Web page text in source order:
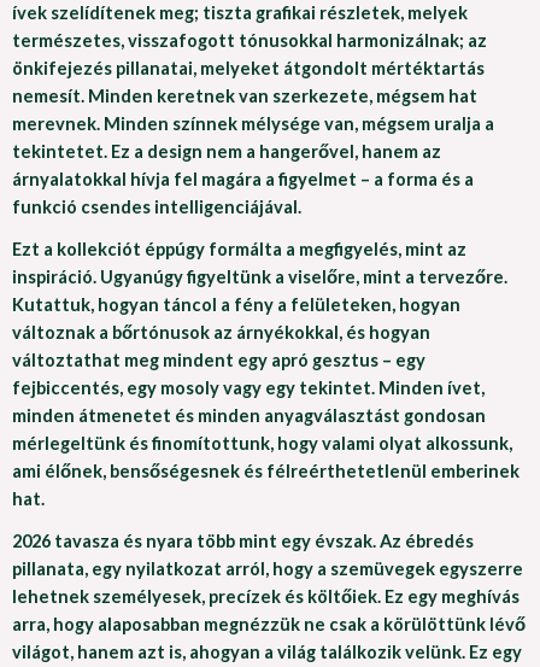
ívek szelídítenek meg; tiszta grafikai részletek, melyek
természetes, visszafogott tónusokkal harmonizálnak; az
önkifejezés pillanatai, melyeket átgondolt mértéktartás
nemesít. Minden keretnek van szerkezete, mégsem hat
merevnek. Minden színnek mélysége van, mégsem uralja a
tekintetet. Ez a design nem a hangerővel, hanem az
árnyalatokkal hívja fel magára a figyelmet – a forma és a
funkció csendes intelligenciájával.
Ezt a kollekciót éppúgy formálta a megfigyelés, mint az
inspiráció. Ugyanúgy figyeltünk a viselőre, mint a tervezőre.
Kutattuk, hogyan táncol a fény a felületeken, hogyan
változnak a bőrtónusok az árnyékokkal, és hogyan
változtathat meg mindent egy apró gesztus – egy
fejbiccentés, egy mosoly vagy egy tekintet. Minden ívet,
minden átmenetet és minden anyagválasztást gondosan
mérlegeltünk és finomítottunk, hogy valami olyat alkossunk,
ami élőnek, bensőségesnek és félreérthetetlenül emberinek
hat.
2026 tavasza és nyara több mint egy évszak. Az ébredés
pillanata, egy nyilatkozat arról, hogy a szemüvegek egyszerre
lehetnek személyesek, precízek és költőiek. Ez egy meghívás
arra, hogy alaposabban megnézzük ne csak a körülöttünk lévő
világot, hanem azt is, ahogyan a világ találkozik velünk. Ez egy